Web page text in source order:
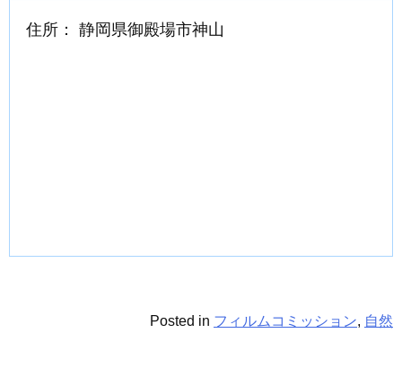
住所： 静岡県御殿場市神山
Posted in フィルムコミッション, 自然